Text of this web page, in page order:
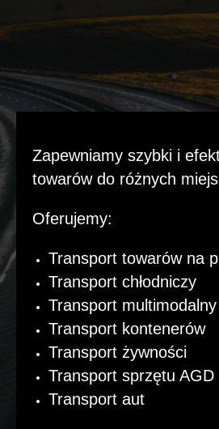
Zapewniamy szybki i
towarów do różnych
Oferujemy:
Transport towarów na
Transport chłodniczy
Transport multimodalny
Transport kontenerów
Transport żywności
Transport sprzętu AGD
Transport aut